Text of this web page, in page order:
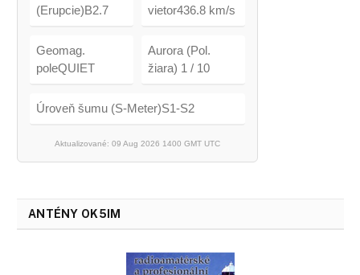
(Erupcie)B2.7
vietor436.8 km/s
Geomag.
poleQUIET
Aurora (Pol.
žiara) 1 / 10
Úroveň šumu (S-Meter)S1-S2
Aktualizované: 09 Aug 2026 1400 GMT UTC
ANTÉNY OK5IM